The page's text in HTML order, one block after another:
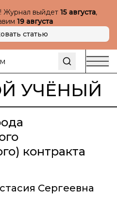
Журнал выйдет 15 августа,
19 августа
статью
УЧЁНЫЙ
контракта
Сергеевна